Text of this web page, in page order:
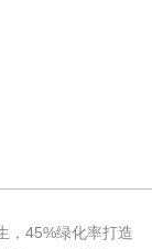
，45%绿化率打造